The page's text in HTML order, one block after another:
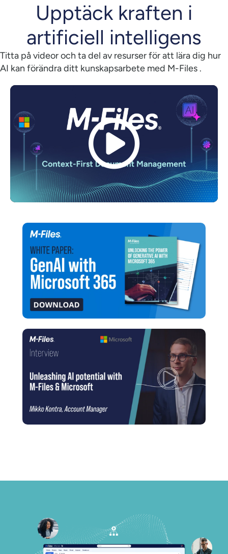
Upptäck kraften i
artificiell intelligens
Titta på videor och ta del av resurser för att lära dig hur
AI kan förändra ditt kunskapsarbete med M-Files .